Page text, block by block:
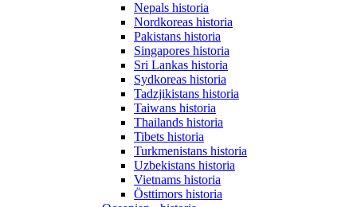
Nepals historia
Nordkoreas historia
Pakistans historia
Singapores historia
Sri Lankas historia
Sydkoreas historia
Tadzjikistans historia
Taiwans historia
Thailands historia
Tibets historia
Turkmenistans historia
Uzbekistans historia
Vietnams historia
Östtimors historia